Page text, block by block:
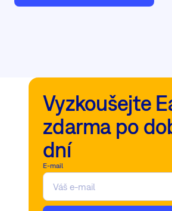
Vyzkoušejte
zdarma po
dní
E-mail